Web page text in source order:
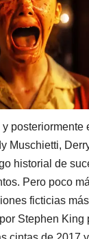
posteriormente
Muschietti,
historial de
Pero poco
ficticias
Stephen King